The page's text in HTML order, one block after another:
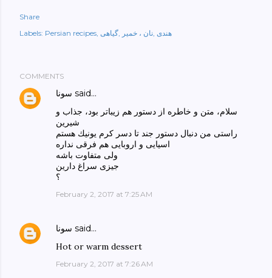
Share
Labels: Persian recipes گیاهی نان ، خمیر هندی
COMMENTS
سونا said…
سلام، متن و خاطره از دستور هم زيباتر بود، جذاب و
شيرين
راستى من دنبال دستور جند تا دسر كرم يونيك هستم
اسيايى و اروبايى هم فرقى نداره
ولى متفاوت باشه
جيزى سراغ دارين
؟
February 2, 2017 at 7:25 AM
سونا said…
Hot or warm dessert
February 2, 2017 at 7:26 AM